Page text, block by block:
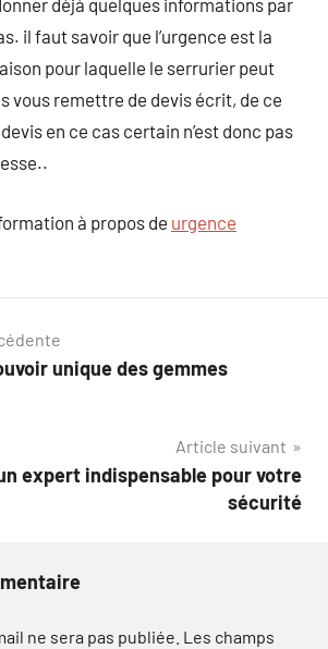
déjà quelques informations par
il faut savoir que l’urgence est la
pour laquelle le serrurier peut
vous remettre de devis écrit, de ce
en ce cas certain n’est donc pas
à propos de urgence
unique des gemmes
Article suivant
expert indispensable pour votre
sécurité
ne sera pas publiée. Les champs